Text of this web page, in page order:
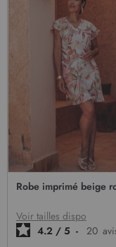
Robe imprimé beige
Voir tailles dispo
4.2 / 5 - 20